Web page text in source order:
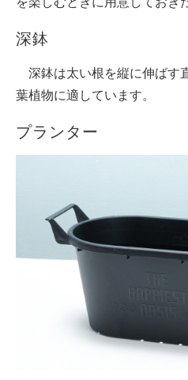
深鉢
深鉢は太い根を縦に伸ばす
葉植物に適しています。
プランター